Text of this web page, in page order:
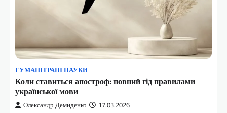
ГУМАНІТРАНІ НАУКИ
Коли ставиться апостроф: повний гід правилами
української мови
Олександр Демиденко 17.03.2026